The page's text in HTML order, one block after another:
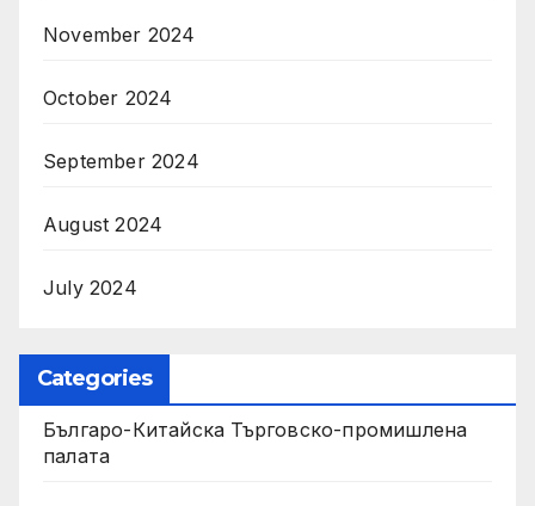
November 2024
October 2024
September 2024
August 2024
July 2024
Categories
Българо-Китайска Търговско-промишлена
палaта